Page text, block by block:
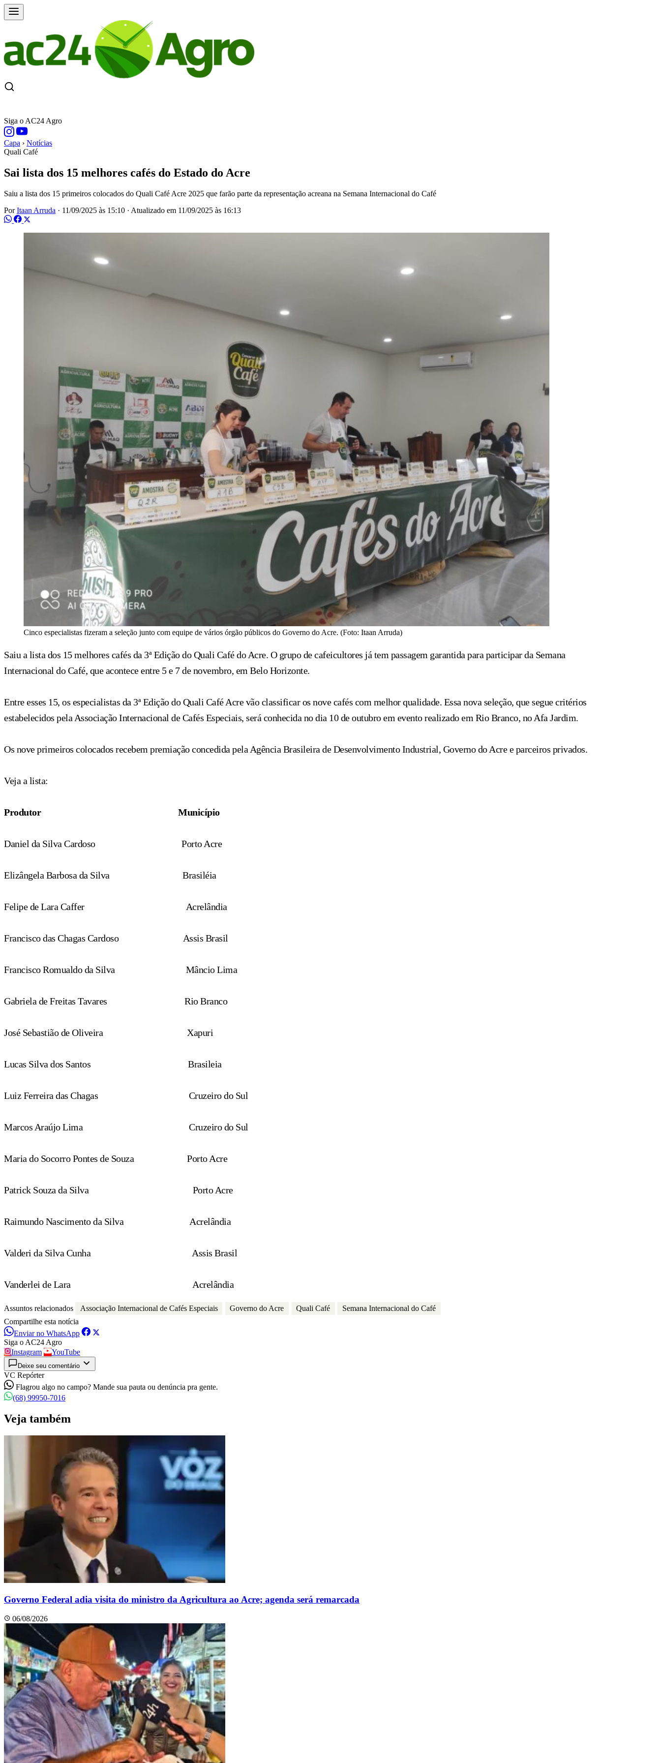
Siga o AC24 Agro
Capa › Notícias
Quali Café
Sai lista dos 15 melhores cafés do Estado do Acre
Saiu a lista dos 15 primeiros colocados do Quali Café Acre 2025 que farão parte da representação acreana na Semana Internacional do Café
PorItaan Arruda · 11/09/2025 às 15:10 · Atualizado em 11/09/2025 às 16:13
Cinco especialistas fizeram a seleção junto com equipe de vários órgão públicos do Governo do Acre. (Foto: Itaan Arruda)
Saiu a lista dos 15 melhores cafés da 3ª Edição do Quali Café do Acre. O grupo de cafeicultores já tem passagem garantida para participar da Semana
Internacional do Café, que acontece entre 5 e 7 de novembro, em Belo Horizonte.
Entre esses 15, os especialistas da 3ª Edição do Quali Café Acre vão classificar os nove cafés com melhor qualidade. Essa nova seleção, que seguecritérios
estabelecidos pela Associação Internacional de Cafés Especiais, será conhecida no dia 10 de outubro em evento realizado em Rio Branco, no Afa Jardim.
Os nove primeiros colocados recebem premiação concedida pela Agência Brasileira de Desenvolvimento Industrial, Governo do Acre e parceiros privados.
Veja a lista:
Produtor Município
Daniel da Silva Cardoso Porto Acre
Elizângela Barbosa da Silva Brasiléia
Felipe de Lara Caffer Acrelândia
Francisco das Chagas Cardoso Assis Brasil
Francisco Romualdo da Silva Mâncio Lima
Gabriela de Freitas Tavares Rio Branco
José Sebastião de Oliveira Xapuri
Lucas Silva dos Santos Brasileia
Luiz Ferreira das Chagas Cruzeiro do Sul
Marcos Araújo Lima Cruzeiro do Sul
Maria do Socorro Pontes de Souza Porto Acre
Patrick Souza da Silva Porto Acre
Raimundo Nascimento da Silva Acrelândia
Valderi da Silva Cunha Assis Brasil
Vanderlei de Lara Acrelândia
Assuntos relacionados Associação Internacional de Cafés Especiais Governo do Acre Quali Café
Semana Internacional do Café
Compartilhe esta notícia
Enviar no WhatsApp
Siga o AC24 Agro
Instagram
YouTube
Deixe seu comentário
VC Repórter
Flagrou algo no campo? Mande sua pauta ou denúncia pra gente.
(68) 99950-7016
Veja também
Governo Federal adia visita do ministro da Agricultura ao Acre; agenda será remarcada
06/08/2026